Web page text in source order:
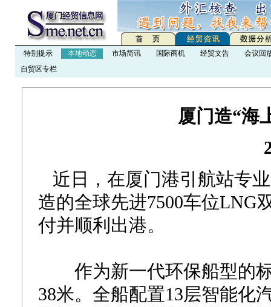
特别提示 本地动态 市场简讯 国际商机 经贸文告
会议回
自贸区专栏
厦门造“海
近日，在厦门港引航站专
造的全球先进7500车位LNG
付并顺利出港。
作为新一代环保船型的标
38米。全船配置13层智能化